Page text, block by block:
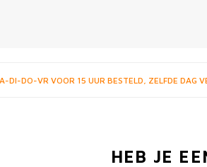
DI-DO-VR VOOR 15 UUR BESTELD, ZELFDE DAG
HEB JE